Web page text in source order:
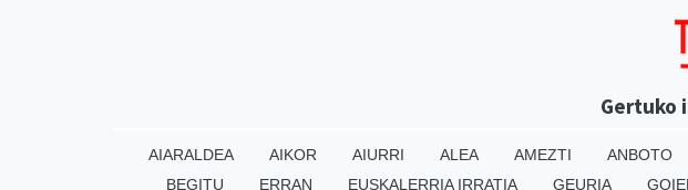
Gertuko
AIARALDEA AIKOR AIURRI ALEA AMEZTI ANBOTO
BEGITU
ERRAN EUSKALERRIA IRRATIA GEURIA